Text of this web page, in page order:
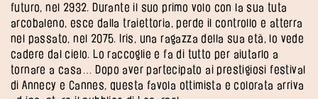
futuro, nel 2932. Durante il suo primo volo con la sua tuta
arcobaleno, esce dalla traiettoria, perde il controllo e atterra
nel passato, nel 2075. Iris, una ragazza della sua età, lo vede
cadere dal cielo. Lo raccoglie e fa di tutto per aiutarlo a
tornare a casa… Dopo aver partecipato ai prestigiosi festival
di Annecy e Cannes, questa favola ottimista e colorata arriva